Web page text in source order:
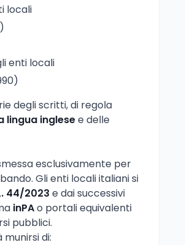
locali
enti locali
degli scritti, di regola
lingua inglesee delle
esclusivamente per
Gli enti locali italiani si
44/2023 e dai successivi
inPAo portali equivalenti
pubblici.
di: